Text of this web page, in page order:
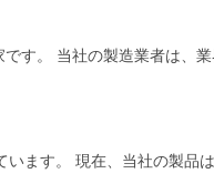
す。 当社の製造業者は、
ます。 現在、当社の製品